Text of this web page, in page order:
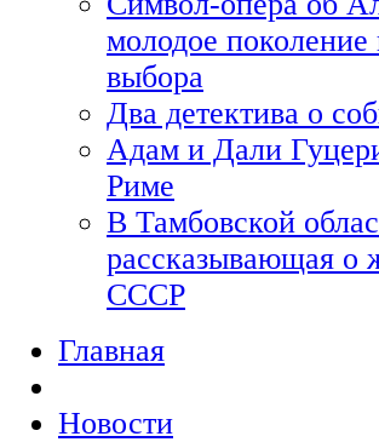
молодое
выбора
Два детектива о
Адам и Дали
Риме
В Тамбовской
рассказывающая о
СССР
Главная
Новости